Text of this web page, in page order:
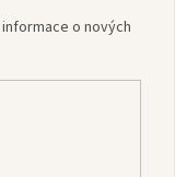
o nových